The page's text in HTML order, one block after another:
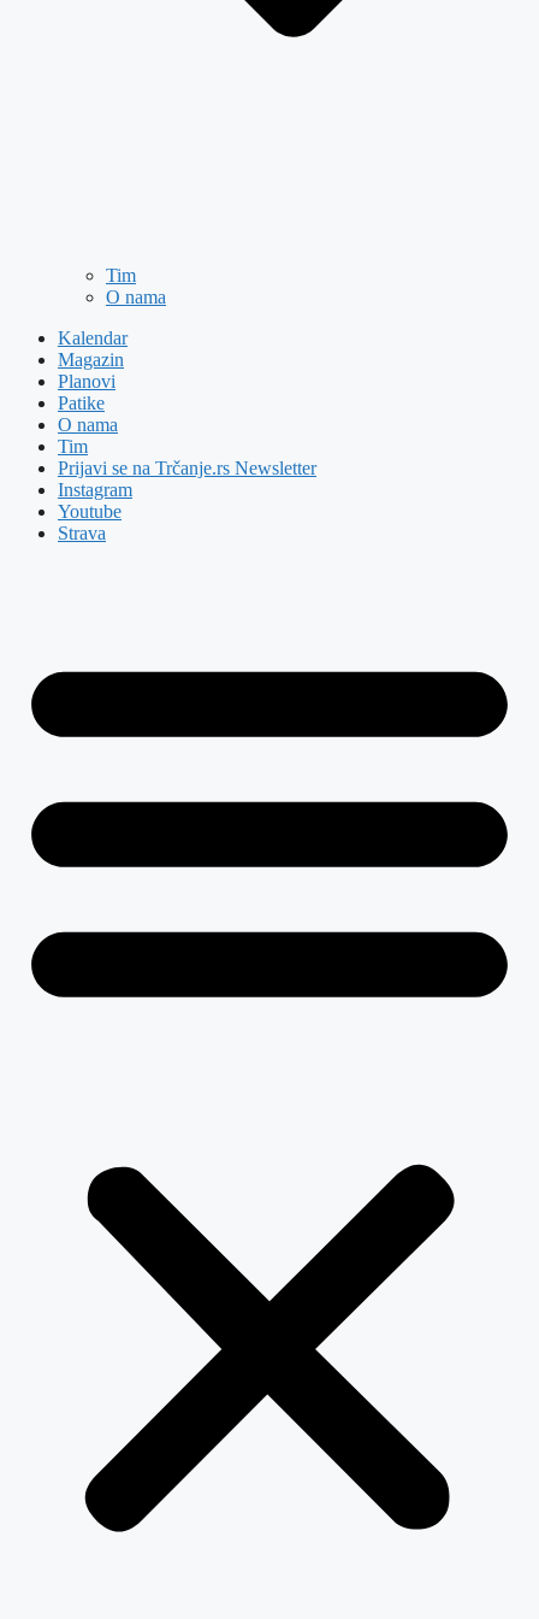
Tim
O nama
Kalendar
Magazin
Planovi
Patike
O nama
Tim
Prijavi se na Trčanje.rs Newsletter
Instagram
Youtube
Strava